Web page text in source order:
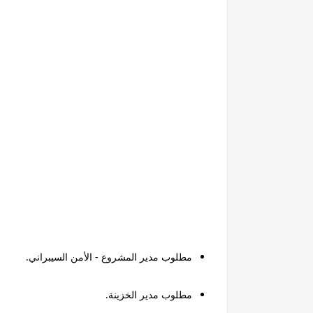
مطلوب مدير المشروع - الأمن السيبراني.
مطلوب مدير الخزينة.